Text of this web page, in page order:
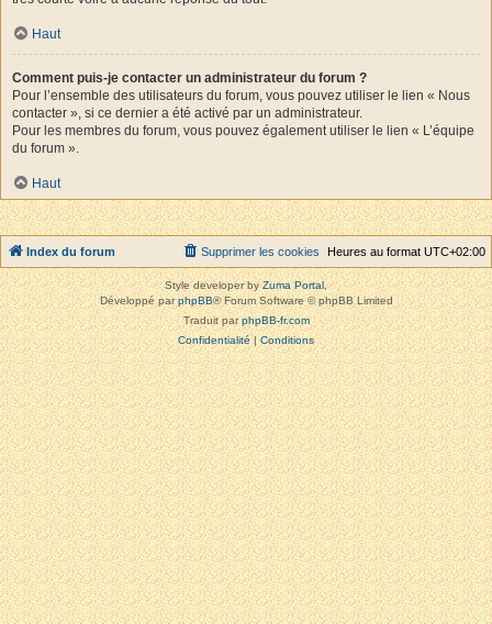
Haut
Comment puis-je contacter un administrateur du forum ?
Pour l’ensemble des utilisateurs du forum, vous pouvez utiliser le lien « Nous
contacter », si ce dernier a été activé par un administrateur.
Pour les membres du forum, vous pouvez également utiliser le lien « L’équipe
du forum ».
Haut
Index du forum Heures au format UTC+02:00
Supprimer les cookies
Style developer byZuma Portal,
Développé parphpBB® Forum Software © phpBB Limited
Traduit parphpBB-fr.com
Confidentialité|Conditions